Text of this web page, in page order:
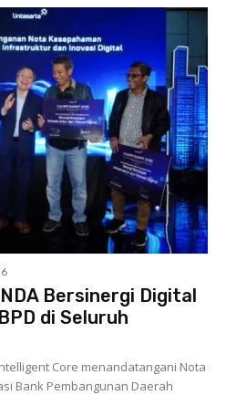
Bersinergi Digital
di Seluruh
Core menandatangani Nota
Bank Pembangunan Daerah